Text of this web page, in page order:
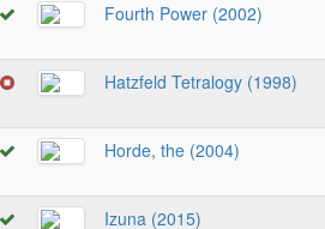
Fourth Power (2002)
Hatzfeld Tetralogy (1998)
Horde, the (2004)
Izuna (2015)